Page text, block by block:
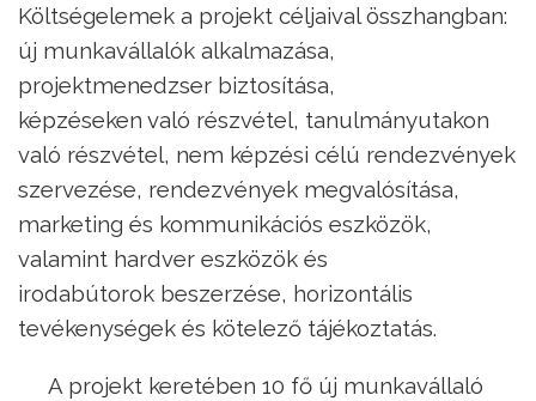
Költségelemek a projekt céljaival összhangban:
új munkavállalók alkalmazása,
projektmenedzser biztosítása,
képzéseken való részvétel, tanulmányutakon
való részvétel, nem képzési célú rendezvények
szervezése, rendezvények megvalósítása,
marketing és kommunikációs eszközök,
valamint hardver eszközök és
irodabútorok beszerzése, horizontális
tevékenységek és kötelező tájékoztatás.
A projekt keretében 10 fő új munkavállaló